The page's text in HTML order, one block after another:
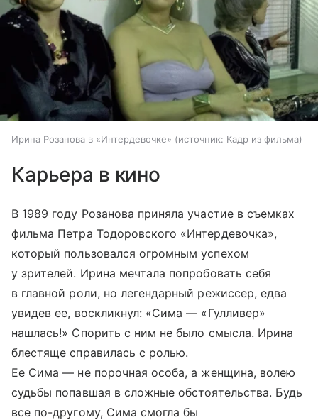
Ирина Розанова в «Интердевочке» источник: Кадр из фильма
Карьера в кино
В 1989 году Розанова приняла участие в съемках
фильма Петра Тодоровского «Интердевочка»,
который пользовался огромным успехом
у зрителей. Ирина мечтала попробовать себя
в главной роли, но легендарный режиссер, едва
увидев ее, воскликнул: «Сима — «Гулливер»
нашлась!» Спорить с ним не было смысла. Ирина
блестяще справилась с ролью.
Ее Сима — не порочная особа, а женщина, волею
судьбы попавшая в сложные обстоятельства. Будь
все по-другому, Сима смогла бы